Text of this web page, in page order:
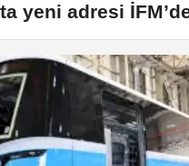
yeni adresi